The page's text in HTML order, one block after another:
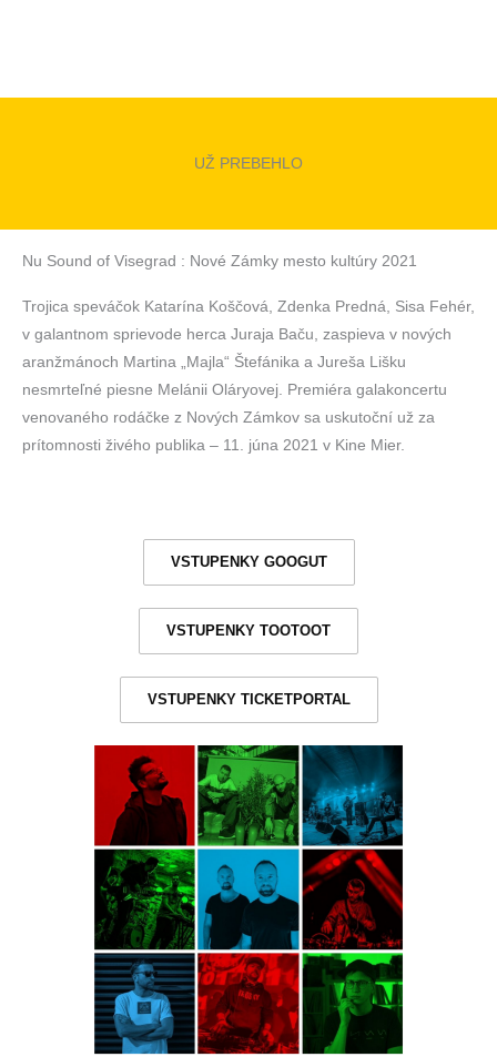
UŽ PREBEHLO
Nu Sound of Visegrad : Nové Zámky mesto kultúry 2021
Trojica speváčok Katarína Koščová, Zdenka Predná, Sisa Fehér,
v galantnom sprievode herca Juraja Baču, zaspieva v nových
aranžmánoch Martina „Majla“ Štefánika a Jureša Lišku
nesmrteľné piesne Melánii Oláryovej. Premiéra galakoncertu
venovaného rodáčke z Nových Zámkov sa uskutoční už za
prítomnosti živého publika – 11. júna 2021 v Kine Mier.
VSTUPENKY GOOGUT
VSTUPENKY TOOTOOT
VSTUPENKY TICKETPORTAL